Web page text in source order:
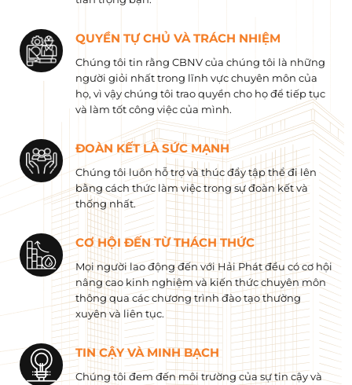
QUYỀN TỰ CHỦ VÀ TRÁCH NHIỆM
Chúng tôi tin rằng CBNV của chúng tôi là những
người giỏi nhất trong lĩnh vực chuyên môn của
họ, vì vậy chúng tôi trao quyền cho họ để tiếp tục
và làm tốt công việc của mình.
ĐOÀN KẾT LÀ SỨC MẠNH
Chúng tôi luôn hỗ trợ và thúc đẩy tập thể đi lên
bằng cách thức làm việc trong sự đoàn kết và
thống nhất.
CƠ HỘI ĐẾN TỪ THÁCH THỨC
Mọi người lao động đến với Hải Phát đều có cơ hội
nâng cao kinh nghiệm và kiến ​​thức chuyên môn
thông qua các chương trình đào tạo thường
xuyên và liên tục.
TIN CẬY VÀ MINH BẠCH
Chúng tôi đem đến môi trường của sự tin cậy và